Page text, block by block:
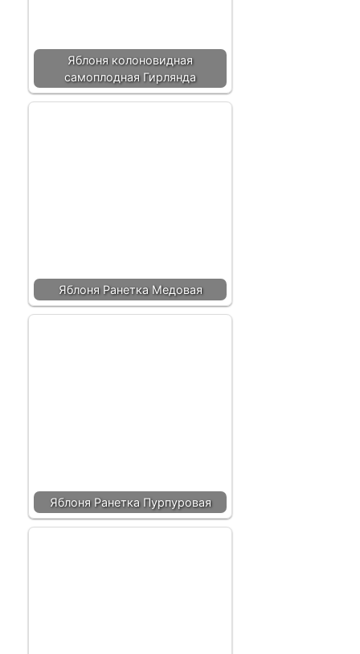
Яблоня колоновидная
самоплодная Гирлянда
Яблоня Ранетка Медовая
Яблоня Ранетка Пурпуровая